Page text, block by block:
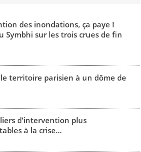
des inondations, ça paye !
Symbhi sur les trois crues de fin
le territoire parisien à un dôme de
d’intervention plus
à la crise...